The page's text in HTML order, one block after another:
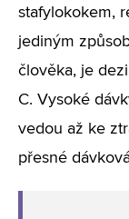
stafylokokem,
jediným
člověka, je
C. Vysoké
vedou až ke
přesné